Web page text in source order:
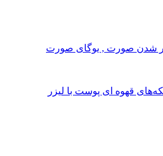
قهوه ای پوست با لیزر